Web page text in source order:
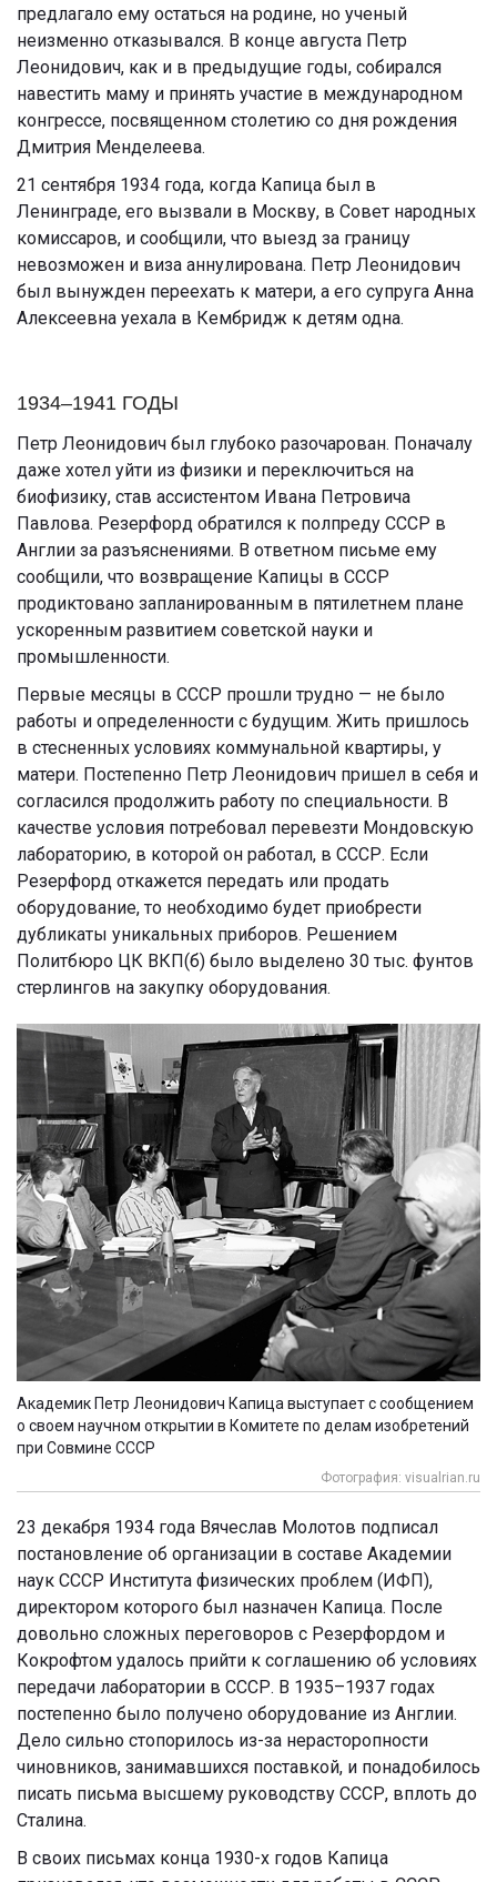
предлагало ему остаться на родине, но ученый
неизменно отказывался. В конце августа Петр
Леонидович, как и в предыдущие годы, собирался
навестить маму и принять участие в международном
конгрессе, посвященном столетию со дня рождения
Дмитрия Менделеева.
21 сентября 1934 года, когда Капица был в
Ленинграде, его вызвали в Москву, в Совет народных
комиссаров, и сообщили, что выезд за границу
невозможен и виза аннулирована. Петр Леонидович
был вынужден переехать к матери, а его супруга Анна
Алексеевна уехала в Кембридж к детям одна.
1934–1941 ГОДЫ
Петр Леонидович был глубоко разочарован. Поначалу
даже хотел уйти из физики и переключиться на
биофизику, став ассистентом Ивана Петровича
Павлова. Резерфорд обратился к полпреду СССР в
Англии за разъяснениями. В ответном письме ему
сообщили, что возвращение Капицы в СССР
продиктовано запланированным в пятилетнем плане
ускоренным развитием советской науки и
промышленности.
Первые месяцы в СССР прошли трудно — не было
работы и определенности с будущим. Жить пришлось
в стесненных условиях коммунальной квартиры, у
матери. Постепенно Петр Леонидович пришел в себя и
согласился продолжить работу по специальности. В
качестве условия потребовал перевезти Мондовскую
лабораторию, в которой он работал, в СССР. Если
Резерфорд откажется передать или продать
оборудование, то необходимо будет приобрести
дубликаты уникальных приборов. Решением
Политбюро ЦК ВКП(б) было выделено 30 тыс. фунтов
стерлингов на закупку оборудования.
Академик Петр Леонидович Капица выступает с сообщением
о своем научном открытии в Комитете по делам изобретений
при Совмине СССР
Фотография: visualrian.ru
23 декабря 1934 года Вячеслав Молотов подписал
постановление об организации в составе Академии
наук СССР Института физических проблем (ИФП),
директором которого был назначен Капица. После
довольно сложных переговоров с Резерфордом и
Кокрофтом удалось прийти к соглашению об условиях
передачи лаборатории в СССР. В 1935–1937 годах
постепенно было получено оборудование из Англии.
Дело сильно стопорилось из-за нерасторопности
чиновников, занимавшихся поставкой, и понадобилось
писать письма высшему руководству СССР, вплоть до
Сталина.
В своих письмах конца 1930-х годов Капица